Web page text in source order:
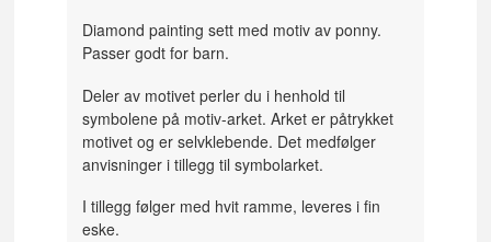
Diamond painting sett med motiv av ponny.
Passer godt for barn.
Deler av motivet perler du i henhold til
symbolene på motiv-arket. Arket er påtrykket
motivet og er selvklebende. Det medfølger
anvisninger i tillegg til symbolarket.
I tillegg følger med hvit ramme, leveres i fin
eske.